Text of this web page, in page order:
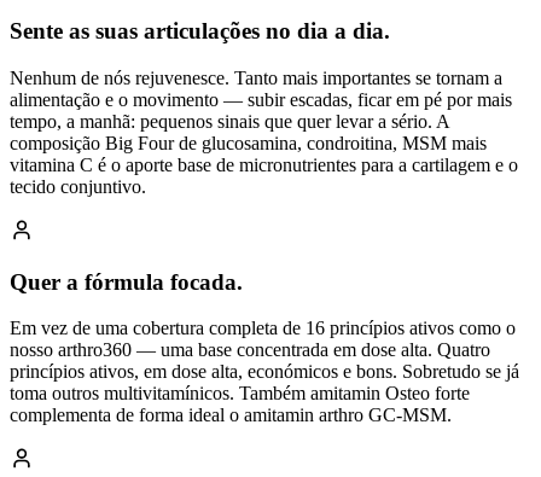
Sente as suas articulações no dia a dia.
Nenhum de nós rejuvenesce. Tanto mais importantes se tornam a
alimentação e o movimento — subir escadas, ficar em pé por mais
tempo, a manhã: pequenos sinais que quer levar a sério. A
composição Big Four de glucosamina, condroitina, MSM mais
vitamina C é o aporte base de micronutrientes para a cartilagem e o
tecido conjuntivo.
Quer a fórmula focada.
Em vez de uma cobertura completa de 16 princípios ativos como o
nosso arthro360 — uma base concentrada em dose alta. Quatro
princípios ativos, em dose alta, económicos e bons. Sobretudo se já
toma outros multivitamínicos. Também amitamin Osteo forte
complementa de forma ideal o amitamin arthro GC-MSM.